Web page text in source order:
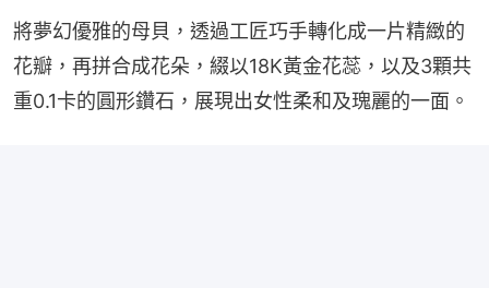
將夢幻優雅的母貝，透過工匠巧手轉化成一片精緻的
花瓣，再拼合成花朵，綴以18K黃金花蕊，以及3顆共
重0.1卡的圓形鑽石，展現出女性柔和及瑰麗的一面。